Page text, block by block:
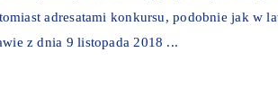
adresatami konkursu, podobnie jak w
z dnia 9 listopada 2018 ...